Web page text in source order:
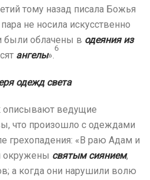
тому назад писала Божья
не носила искусственно
были облачены в одеяния из
ангелы».
6
одежд света
описывают ведущие
что произошло с одеждами
грехопадения: «В раю Адам и
окружены святым сиянием,
а когда они нарушили волю